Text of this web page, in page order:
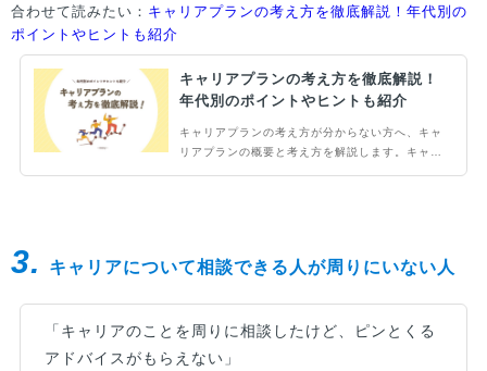
合わせて読みたい： キャリアプランの考え方を徹底解説！年代別の
ポイントやヒントも紹介
キャリアプランの考え方を徹底解説！
年代別のポイントやヒントも紹介
キャリアプランの考え方が分からない方へ、キャ
リアプランの概要と考え方を解説します。キャリ
3. キャリアについて相談できる人が周りにいない人
「キャリアのことを周りに相談したけど、ピンとくる
アドバイスがもらえない」